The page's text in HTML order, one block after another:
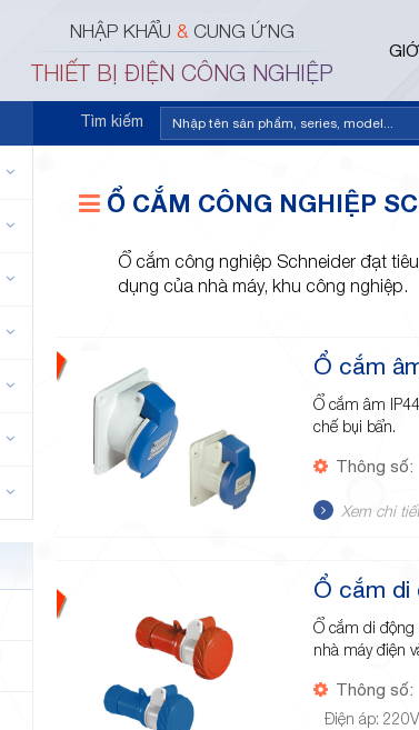
NHẬP KHẨU &CUNG ỨNG
THIẾT BỊ ĐIỆN CÔNG NGHIỆP
Tìm kiếm
Ổ CẮM CÔNG NGHIỆP
Ổ cắm công nghiệp Schneider đạt
dụng của nhà máy, khu công nghiệp.
Ổ cắm
Ổ cắm âm
chế bụi bẩn.
Thông số:
Xem chi
Ổ cắm di
Ổ cắm di
nhà máy điện
Thông số:
Điện áp: